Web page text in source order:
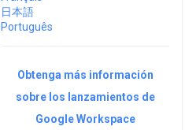
日本語
Português
Obtenga más información
sobre los lanzamientos de
Google Workspace